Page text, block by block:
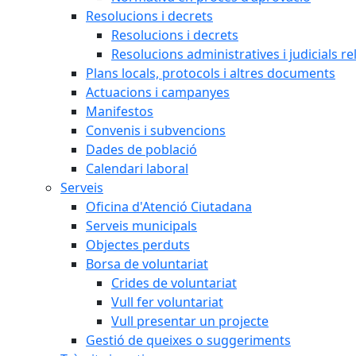
Resolucions i decrets
Resolucions i decrets
Resolucions administratives i judicials
Plans locals, protocols i altres documents
Actuacions i campanyes
Manifestos
Convenis i subvencions
Dades de població
Calendari laboral
Serveis
Oficina d'Atenció Ciutadana
Serveis municipals
Objectes perduts
Borsa de voluntariat
Crides de voluntariat
Vull fer voluntariat
Vull presentar un projecte
Gestió de queixes o suggeriments